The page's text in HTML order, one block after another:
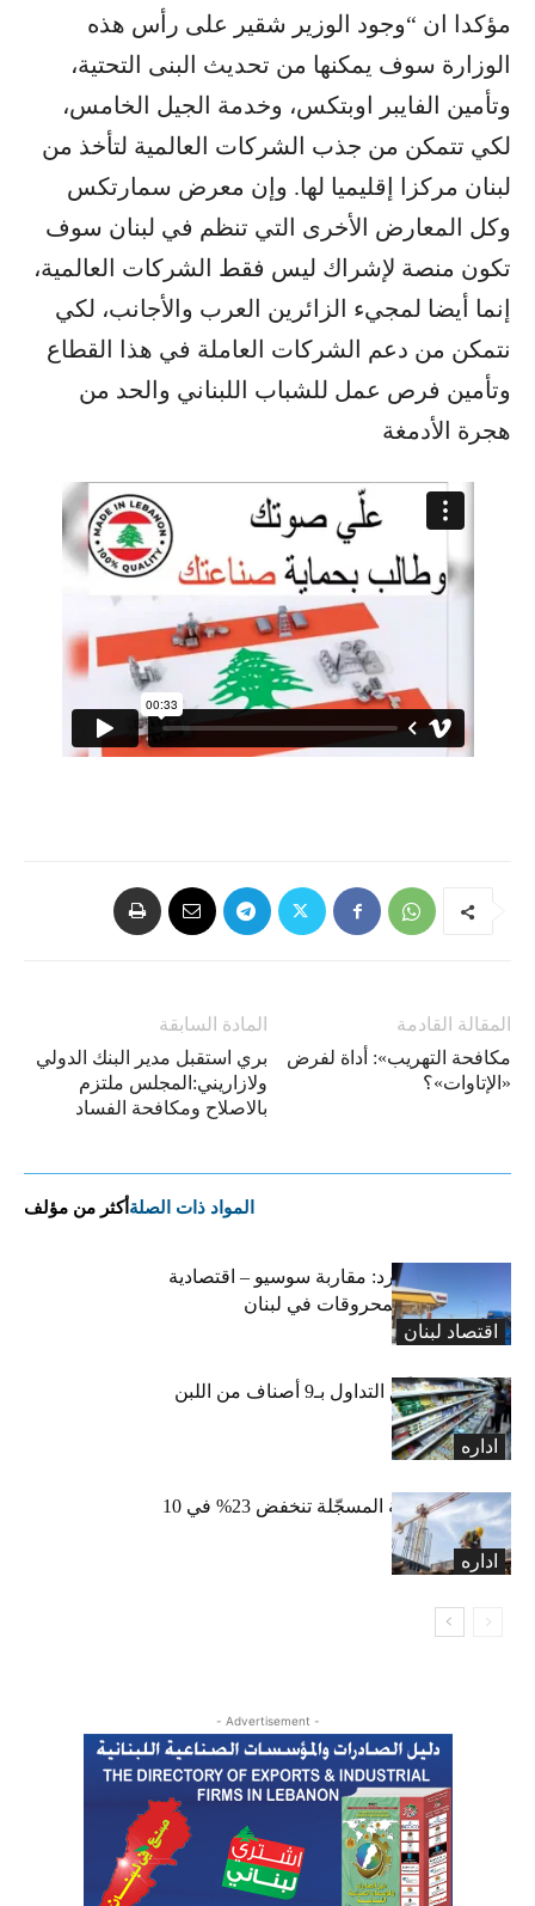
مؤكدا ان “وجود الوزير شقير على رأس هذه
الوزارة سوف يمكنها من تحديث البنى التحتية،
وتأمين الفايبر اوبتكس، وخدمة الجيل الخامس،
لكي تتمكن من جذب الشركات العالمية لتأخذ من
لبنان مركزا إقليميا لها. وإن معرض سمارتكس
وكل المعارض الأخرى التي تنظم في لبنان سوف
تكون منصة لإشراك ليس فقط الشركات العالمية،
إنما أيضا لمجيء الزائرين العرب والأجانب، لكي
نتمكن من دعم الشركات العاملة في هذا القطاع
وتأمين فرص عمل للشباب اللبناني والحد من
هجرة الأدمغة
المادة السابقة
بري استقبل مدير البنك الدولي
ولازاريني:المجلس ملتزم
بالاصلاح ومكافحة الفساد
المقالة القادمة
مكافحة التهريب»: أداة لفرض
«الإتاوات»؟
المواد ذات الصلة أكثر من مؤلف
اقتصاد لبنان
التضخم المستورد: مقاربة سوسيو – اقتصادية
لارتفاع أسعار المحروقات في لبنان
اداره
«الاقتصاد» تعلّق التداول بـ9 أصناف من اللبن
واللبنة
اداره
الرخص العقارية المسجّلة تنخفض 23% في 10
أشهر
- Advertisement -